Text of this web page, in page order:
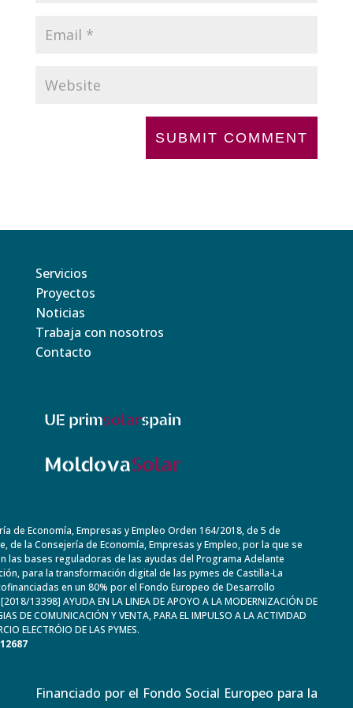
Servicios
Proyectos
Noticias
Trabaja con nosotros
Contacto
de Economía, Empresas y Empleo Orden 164/2018, de 5 de
de la Consejería de Economía, Empresas y Empleo, por la que se
las bases reguladoras de las ayudas del Programa Adelante
para la transformación digital de las pymes de Castilla-La
en un 80% por el Fondo Europeo de Desarrollo
13398] AYUDA EN LA LINEA DE APOYO A LA MODERNIZACIÓN DE
DE COMUNICACIÓN Y VENTA, PARA EL IMPULSO A LA ACTIVIDAD
ELECTRÓIO DE LAS PYMES.
Financiado por el Fondo Social Europeo para la